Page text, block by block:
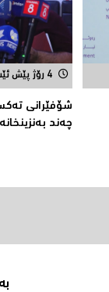
4 رۆژ پێش ئێستا
شۆفێرانی
چەند